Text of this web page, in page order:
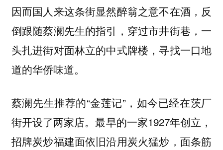
因而国人来这条街显然醉翁之意不在酒，反
倒跟随蔡澜先生的指引，穿过市井街巷，一
头扎进街对面林立的中式牌楼，寻找一口地
道的华侨味道。
蔡澜先生推荐的“金莲记”，如今已经在茨厂
街开设了两家店。最早的一家1927年创立，
招牌炭炒福建面依旧沿用炭火猛炒，面条筋